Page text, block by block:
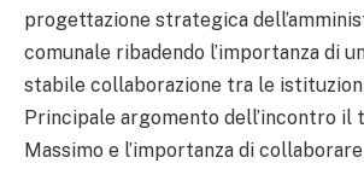
progettazione strategica
comunale ribadendo l’importanza di
stabile collaborazione tra le
Principale argomento dell’incontro il
Massimo e l’importanza di